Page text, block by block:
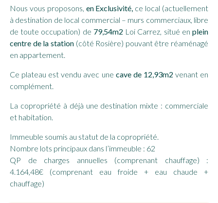
Nous vous proposons, en Exclusivité, ce local (actuellement
à destination de local commercial – murs commerciaux, libre
de toute occupation) de 79,54m2 Loi Carrez, situé enplein
centre de la station(côté Rosière) pouvant être réaménagé
en appartement.
Ce plateau est vendu avec une cave de 12,93m2 venant en
complément.
La copropriété à déjà une destination mixte : commerciale
et habitation.
Immeuble soumis au statut de la copropriété.
Nombre lots principaux dans l’immeuble : 62
QP de charges annuelles (comprenant chauffage) :
4.164,48€ (comprenant eau froide + eau chaude +
chauffage)